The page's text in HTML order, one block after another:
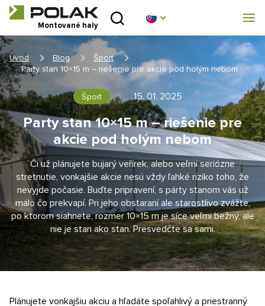
Montované haly
Úvod
O nás
Montované haly
Stanové haly
Technické parametry
Blog
Realizácia
Kontakt
Nezáväzný dopyt
Úvod Blog
Šport
Party stan 10×15 m – riešenie pre akcie pod holým nebom
Šport 15. 01. 2025
Party stan 10×15 m – riešenie pre
akcie pod holým nebom
Či už plánujete bujarý veřírek, alebo veľmi seriózne
stretnutie, vonkajšie akcie nesú vždy ľahké riziko toho, že
nevyjde počasie. Buďte pripravení, s párty stanom vás už
málo čo prekvapí. Pri jeho obstaraní ale starostlivo zvážte,
po ktorom siahnete, rozmer 10×15 m je síce veľmi bežný, ale
nie je stan ako stan. Presvedčte sa sami.
Plánujete vonkajšiu akciu a hľadáte spoľahlivý a priestranný